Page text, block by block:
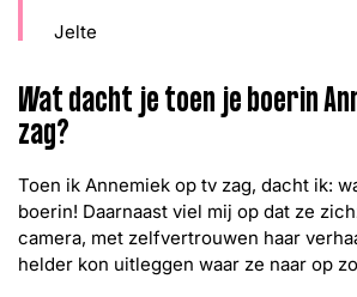
Jelte
Wat dacht je toen je boerin
zag?
Toen ik Annemiek op tv zag, dacht ik:
boerin! Daarnaast viel mij op dat ze
camera, met zelfvertrouwen haar
helder kon uitleggen waar ze naar op